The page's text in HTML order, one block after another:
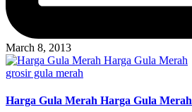
March 8, 2013
Posted
grosir gula merah
Harga Gula Merah Harga Gula Merah